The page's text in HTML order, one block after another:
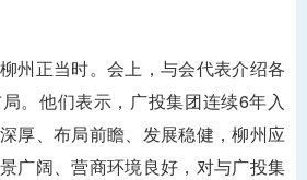
州正当时。会上，与会代表介绍各
。他们表示，广投集团连续6年入
厚、布局前瞻、发展稳健，柳州应
广阔、营商环境良好，对与广投集